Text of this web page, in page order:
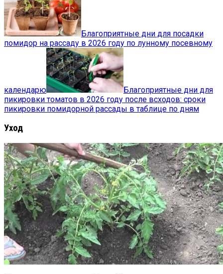
Благоприятные дни для посадки
помидор на рассаду в 2026 году по лунному посевному
календарю
Благоприятные дни для
пикировки томатов в 2026 году после всходов: сроки
пикировки помидорной рассады в таблице по дням
Уход